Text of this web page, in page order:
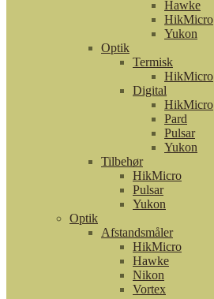
Hawke
HikMicro
Yukon
Optik
Termisk
HikMicro
Digital
HikMicro
Pard
Pulsar
Yukon
Tilbehør
HikMicro
Pulsar
Yukon
Optik
Afstandsmåler
HikMicro
Hawke
Nikon
Vortex